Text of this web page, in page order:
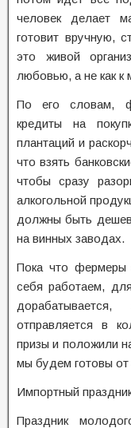
человек делает
готовит вручную,
это живой
любовью, а не как к
По его словам,
кредиты на
плантаций и
что взять
чтобы сразу
алкогольной
должны быть
на винных заводах.
Пока что фермеры
себя работаем,
отправляется в
призы и положили
мы будем готовы
Импортный
Праздник